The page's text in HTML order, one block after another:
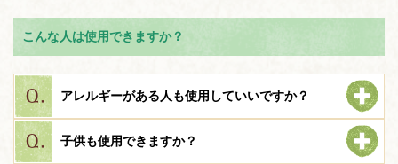
こんな人は使用できますか？
アレルギーがある人も使用していいですか？
子供も使用できますか？